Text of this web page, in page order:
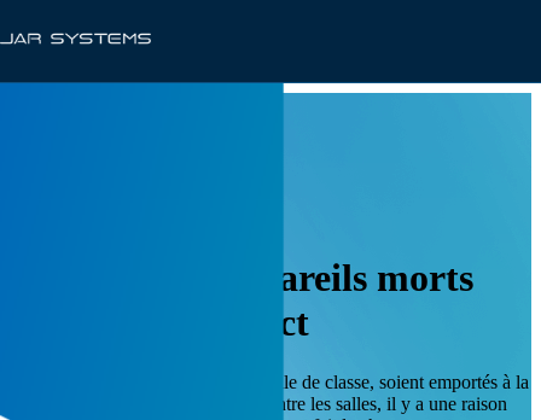
Éliminer les appareils morts
dans votre district
Que vos appareils restent dans la salle de classe, soient emportés à la
maison avec les élèves ou flottent entre les salles, il y a une raison